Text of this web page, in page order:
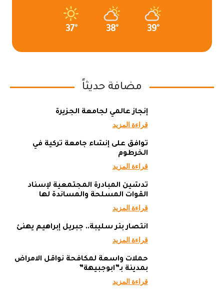
39°
38°
37°
مضافة حديثاً
إنجاز عالمي لجامعة الجزيرة
قراءة المزيد
توافق على إنشاء جامعة تركية في
الخرطوم
قراءة المزيد
تدشين المبادرة المجتمعية لإسناد
القوات المسلحة والمساندة لها
قراءة المزيد
انتصار بئر سليبة.. جبريل إبراهيم يهنئ
قراءة المزيد
حملات واسعة لمكافحة نواقل الامراض
بمدينة بـ”ابوجبيهة”
قراءة المزيد